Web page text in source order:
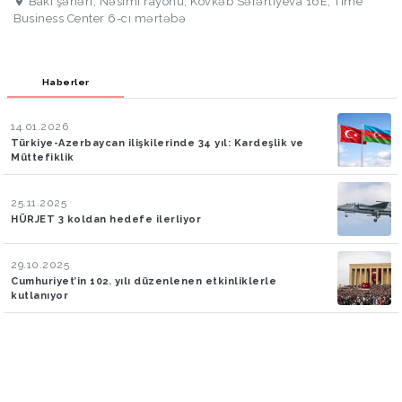
Business Center 6-cı mərtəbə
Haberler
14.01.2026
Türkiye-Azerbaycan ilişkilerinde 34 yıl: Kardeşlik ve
Müttefiklik
25.11.2025
HÜRJET 3 koldan hedefe ilerliyor
29.10.2025
Cumhuriyet’in 102. yılı düzenlenen etkinliklerle
kutlanıyor